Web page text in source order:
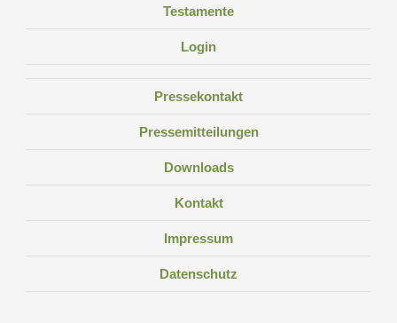
Testamente
Login
Pressekontakt
Pressemitteilungen
Downloads
Kontakt
Impressum
Datenschutz